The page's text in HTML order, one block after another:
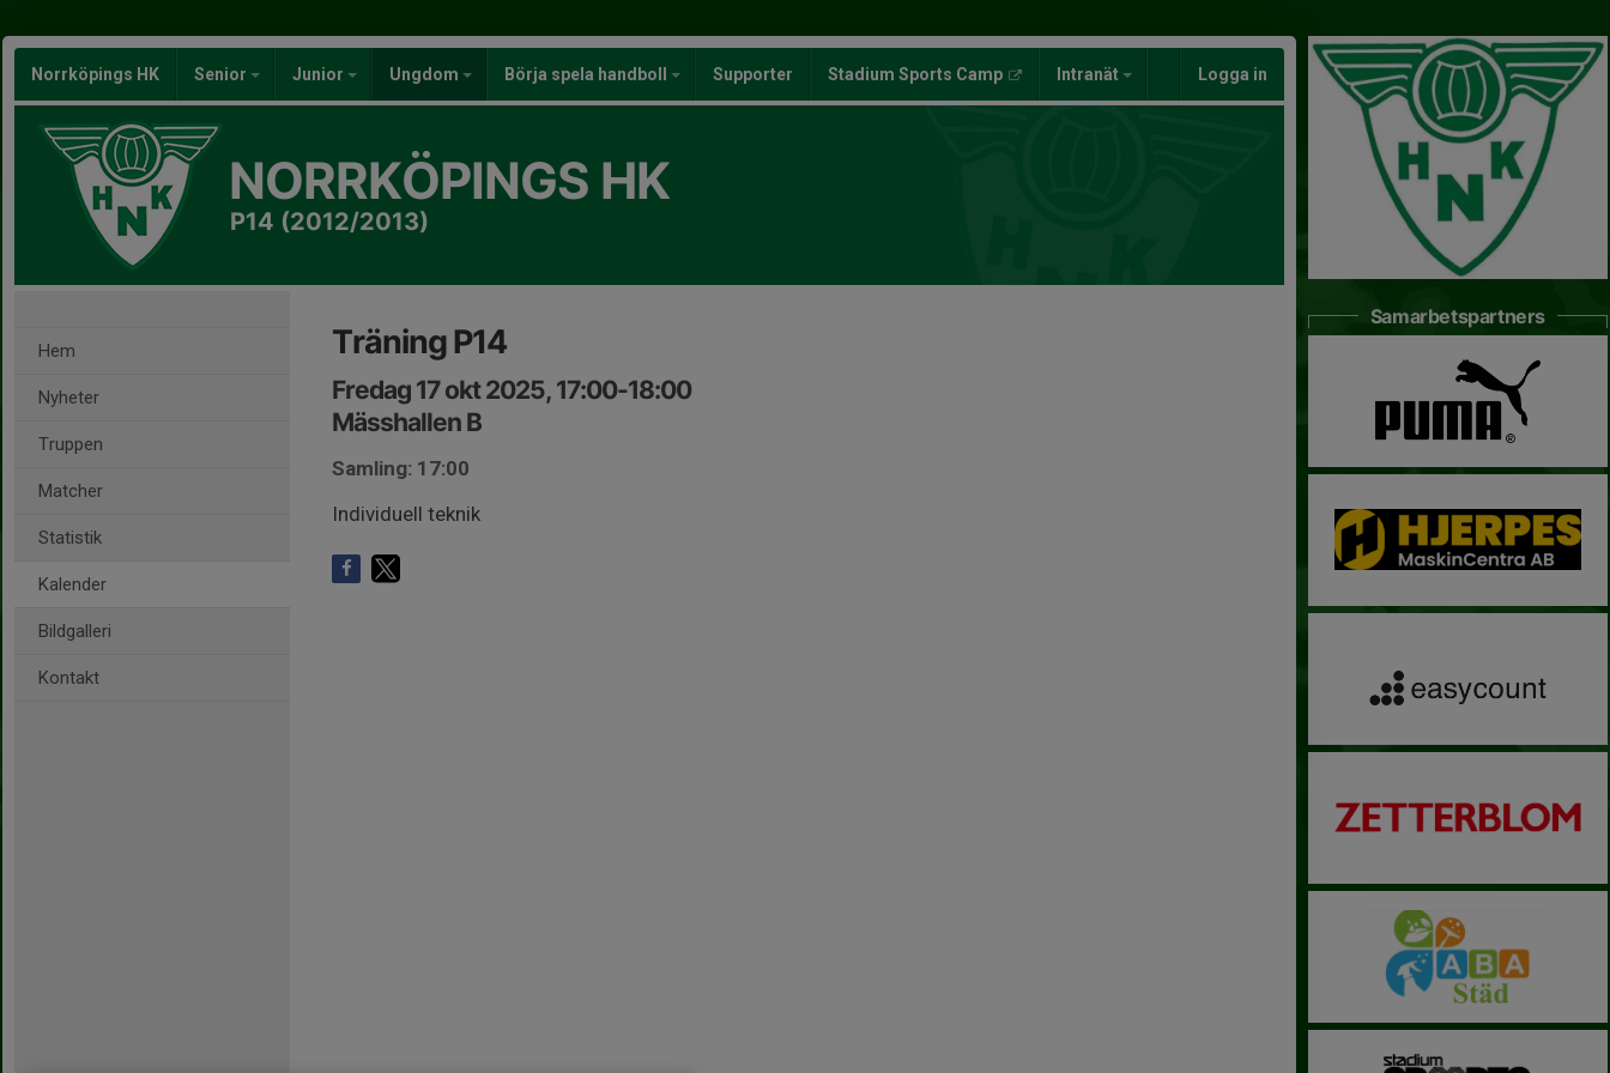
Norrköpings HK Senior Junior Ungdom Börja spela handboll Supporter Stadium Sports Camp Intranät Logga in
NORRKÖPINGS HK
P14 (2012/2013)
Hem
Nyheter
Truppen
Matcher
Statistik
Kalender
Bildgalleri
Kontakt
Träning P14
Fredag 17 okt 2025, 17:00-18:00
Mässhallen B
Samling: 17:00
Individuell teknik
Samarbetspartners